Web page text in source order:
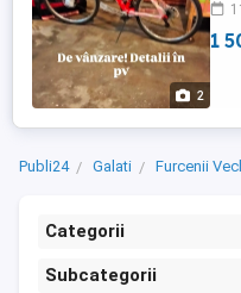
2
1
Publi24 Galati Furcenii
Categorii
Subcategorii